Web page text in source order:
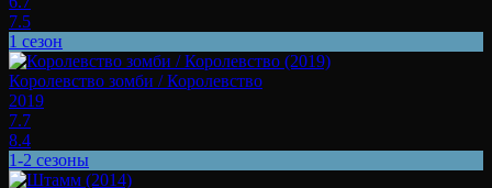
7.5
1 сезон
Королевство зомби / Королевство
2019
7.7
8.4
1-2 сезоны